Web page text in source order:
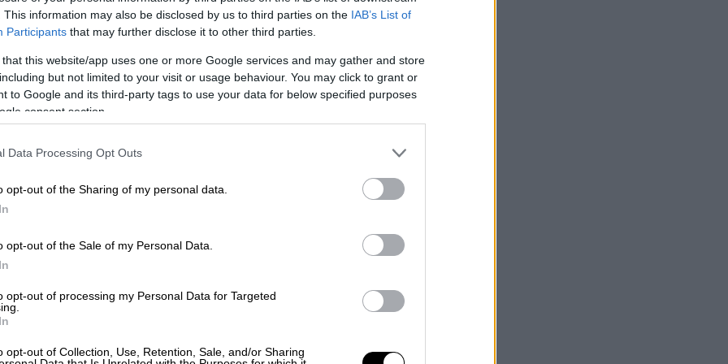
This information may also be disclosed by us to third parties on the IAB’s List of
Participants that may further disclose it to other third parties.
that this website/app uses one or more Google services and may gather and store
but not limited to your visit or usage behaviour. You may click to grant or
to Google and its third-party tags to use your data for below specified purposes
consent section.
Data Processing Opt Outs
opt-out of the Sharing of my personal data.
opt-out of the Sale of my Personal Data.
opt-out of processing my Personal Data for Targeted
opt-out of Collection, Use, Retention, Sale, and/or Sharing
τραύματα της. Ο 60χρονος καπετάνιος
με εγγύηση.
πλήθος με αυτοκίνητο
– Έρευνες αν συνδέεται